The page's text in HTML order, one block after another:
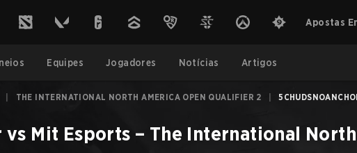
Apostas
Equipes Jogadores Notícias Artigos
THE INTERNATIONAL NORTH AMERICA OPEN QUALIFIER 2
vs Mit Esports – The International